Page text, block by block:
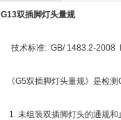
G13双插脚灯头量规
技术标准: GB/ 1483.2-2008
《G5双插脚灯头量规》是检
1. 未组装双插脚灯头的通规和